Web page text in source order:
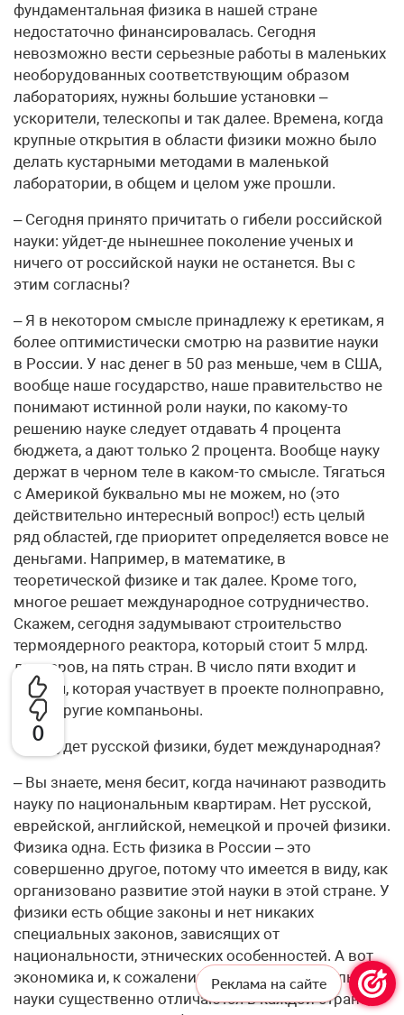
0
фундаментальная физика в нашей стране
недостаточно финансировалась. Сегодня
невозможно вести серьезные работы в маленьких
необорудованных соответствующим образом
лабораториях, нужны большие установки –
ускорители, телескопы и так далее. Времена, когда
крупные открытия в области физики можно было
делать кустарными методами в маленькой
лаборатории, в общем и целом уже прошли.
– Сегодня принято причитать о гибели российской
науки: уйдет-де нынешнее поколение ученых и
ничего от российской науки не останется. Вы с
этим согласны?
– Я в некотором смысле принадлежу к еретикам, я
более оптимистически смотрю на развитие науки
в России. У нас денег в 50 раз меньше, чем в США,
вообще наше государство, наше правительство не
понимают истинной роли науки, по какому-то
решению науке следует отдавать 4 процента
бюджета, а дают только 2 процента. Вообще науку
держат в черном теле в каком-то смысле. Тягаться
с Америкой буквально мы не можем, но (это
действительно интересный вопрос!) есть целый
ряд областей, где приоритет определяется вовсе не
деньгами. Например, в математике, в
теоретической физике и так далее. Кроме того,
многое решает международное сотрудничество.
Скажем, сегодня задумывают строительство
термоядерного реактора, который стоит 5 млрд.
долларов, на пять стран. В число пяти входит и
Россия, которая участвует в проекте полноправно,
как и другие компаньоны.
– Не будет русской физики, будет международная?
– Вы знаете, меня бесит, когда начинают разводить
науку по национальным квартирам. Нет русской,
еврейской, английской, немецкой и прочей физики.
Физика одна. Есть физика в России – это
совершенно другое, потому что имеется в виду, как
организовано развитие этой науки в этой стране. У
физики есть общие законы и нет никаких
специальных законов, зависящих от
национальности, этнических особенностей. А вот
экономика и, к сожалению, всяческие социальные
науки существенно отличаются в каждой стране,
Реклама на сайте